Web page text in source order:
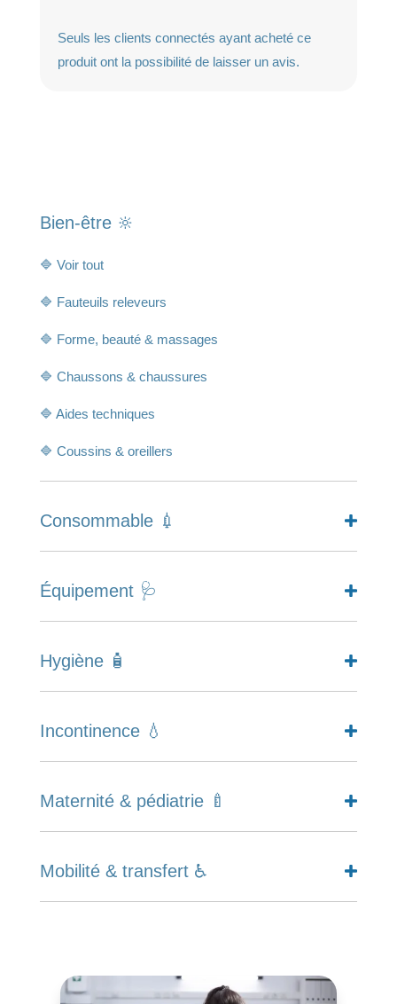
Seuls les clients connectés ayant acheté ce
produit ont la possibilité de laisser un avis.
Bien-être 🔆
🔷 Voir tout
🔷 Fauteuils releveurs
🔷 Forme, beauté & massages
🔷 Chaussons & chaussures
🔷 Aides techniques
🔷 Coussins & oreillers
Consommable 💉
Équipement 🩺
Hygiène 🧴
Incontinence 💧
Maternité & pédiatrie 🍼
Mobilité & transfert ♿